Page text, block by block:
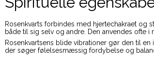
Rosenkvarts forbindes med hjertechakraet
både til sig selv og andre. Den anvendes ofte
Rosenkvartsens blide vibrationer gør den til
der søger følelsesmæssig fordybelse og